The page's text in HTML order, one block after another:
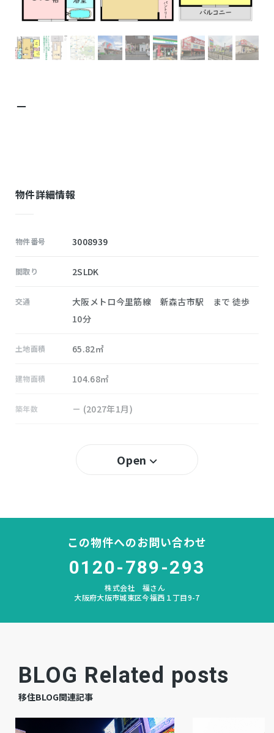
－
物件詳細情報
物件番号 3008939
間取り 2SLDK
交通
大阪メトロ今里筋線 新森古市駅 まで 徒歩
10分
土地面積 65.82㎡
建物面積 104.68㎡
築年数 － (2027年1月)
みどり
現況 －
Open
この物件へのお問い合わせ
0120-789-293
株式会社 福さん
大阪府大阪市城東区今福西１丁目9-7
BLOG Related posts
移住BLOG関連記事